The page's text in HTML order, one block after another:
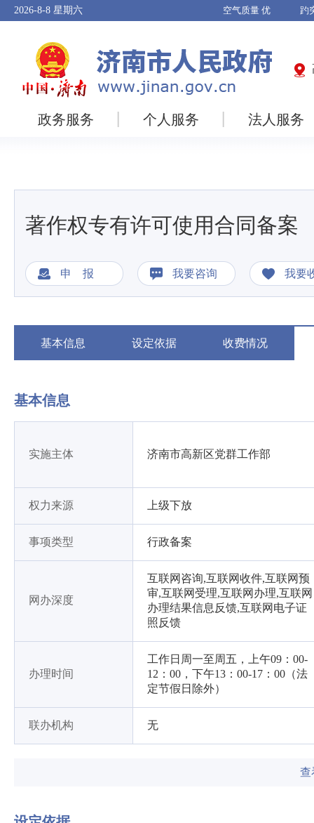
2026-8-8 星期六
政务服务 个人服务 法人服务
著作权专有许可使用合同备案
申 报 我要咨询 我要
基本信息 设定依据 收费情况
基本信息
实施主体 济南市高新区党群工作部
权力来源 上级下放
事项类型 行政备案
网办深度
互联网咨询,互联网收件,互联网预
审,互联网受理,互联网办理,互联网
办理结果信息反馈,互联网电子证
照反馈
办理时间
工作日周一至周五，上午09：00-
12：00，下午13：00-17：00（法
定节假日除外）
联办机构 无
查